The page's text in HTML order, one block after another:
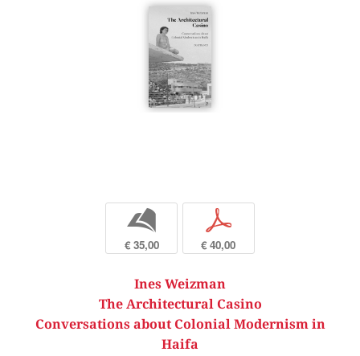
b
€ 35,00
p
€ 40,00
Ines Weizman
The Architectural Casino
Conversations about Colonial Modernism in
Haifa